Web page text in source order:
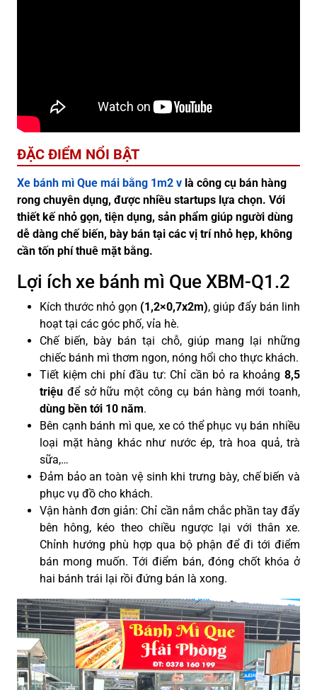
ĐẶC ĐIỂM NỔI BẬT
Xe bánh mì Que mái bằng 1m2 v là công cụ bán hàng
rong chuyên dụng, được nhiều startups lựa chọn. Với
thiết kế nhỏ gọn, tiện dụng, sản phẩm giúp người dùng
dễ dàng chế biến, bày bán tại các vị trí nhỏ hẹp, không
cần tốn phí thuê mặt bằng.
Lợi ích xe bánh mì Que XBM-Q1.2
Kích thước nhỏ gọn (1,2×0,7x2m), giúp đẩy bán linh
hoạt tại các góc phố, vỉa hè.
Chế biến, bày bán tại chỗ, giúp mang lại những
chiếc bánh mì thơm ngon, nóng hổi cho thực khách.
Tiết kiệm chi phí đầu tư: Chỉ cần bỏ ra khoảng 8,5
triệu để sở hữu một công cụ bán hàng mới toanh,
dùng bền tới 10 năm.
Bên cạnh bánh mì que, xe có thể phục vụ bán nhiều
loại mặt hàng khác như nước ép, trà hoa quả, trà
sữa,…
Đảm bảo an toàn vệ sinh khi trưng bày, chế biến và
phục vụ đồ cho khách.
Vận hành đơn giản: Chỉ cần nắm chắc phần tay đẩy
bên hông, kéo theo chiều ngược lại với thân xe.
Chỉnh hướng phù hợp qua bộ phận để đi tới điểm
bán mong muốn. Tới điểm bán, đóng chốt khóa ở
hai bánh trái lại rồi đứng bán là xong.